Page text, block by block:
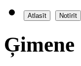
Ģimene